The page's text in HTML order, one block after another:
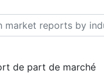
de part de marché